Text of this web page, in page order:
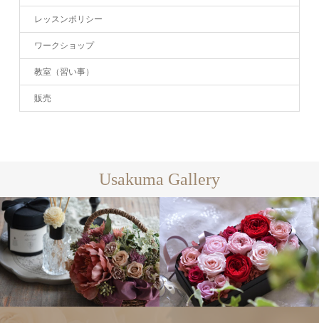
レッスンポリシー
ワークショップ
教室（習い事）
販売
Usakuma Gallery